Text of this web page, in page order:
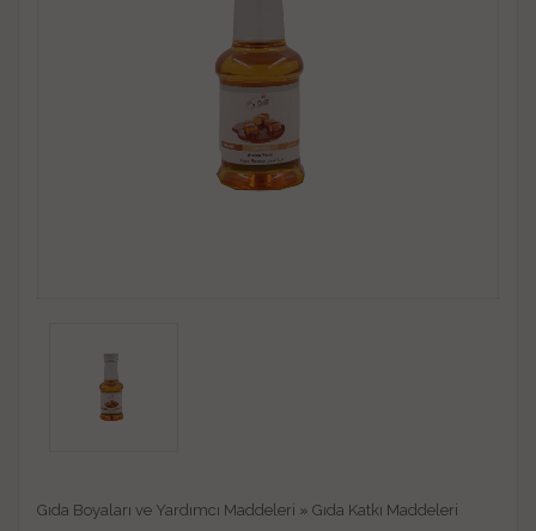
Gıda Boyaları ve Yardımcı Maddeleri » Gıda Katkı Maddeleri